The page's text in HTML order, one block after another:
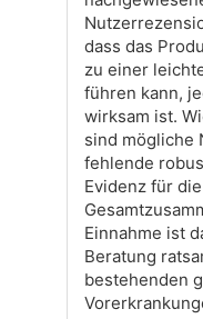
dass das
zu einer
führen kann,
wirksam ist.
sind mögliche
fehlende
Evidenz für die
Einnahme ist
Beratung
bestehenden